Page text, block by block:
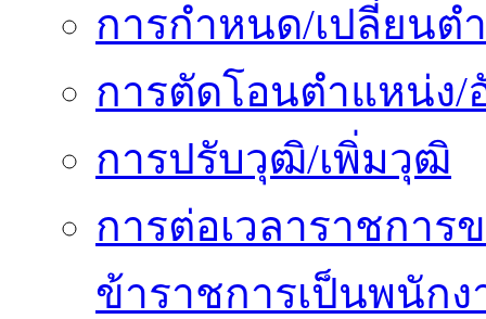
การกำหนด/เปลี่ยนต
การตัดโอนตำแหน่ง/
การปรับวุฒิ/เพิ่มวุฒิ
การต่อเวลาราชการ
ข้าราชการเป็นพนักง